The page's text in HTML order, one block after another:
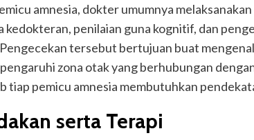
amnesia, dokter umumnya
kedokteran, penilaian guna kognitif, dan
tersebut bertujuan buat
zona otak yang berhubungan
tiap pemicu amnesia membutuhkan
serta Terapi